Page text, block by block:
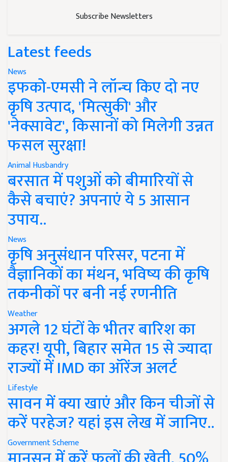
Subscribe Newsletters
Latest feeds
News
इफको-एमसी ने लॉन्च किए दो नए
कृषि उत्पाद, 'मित्सुकी' और
'नेक्सावेट', किसानों को मिलेगी उन्नत
फसल सुरक्षा!
Animal Husbandry
बरसात में पशुओं को बीमारियों से
कैसे बचाएं? अपनाएं ये 5 आसान
उपाय..
News
कृषि अनुसंधान परिसर, पटना में
वैज्ञानिकों का मंथन, भविष्य की कृषि
तकनीकों पर बनी नई रणनीति
Weather
अगले 12 घंटों के भीतर बारिश का
कहर! यूपी, बिहार समेत 15 से ज्यादा
राज्यों में IMD का ऑरेंज अलर्ट
Lifestyle
सावन में क्या खाएं और किन चीजों से
करें परहेज? यहां इस लेख में जानिए..
Government Scheme